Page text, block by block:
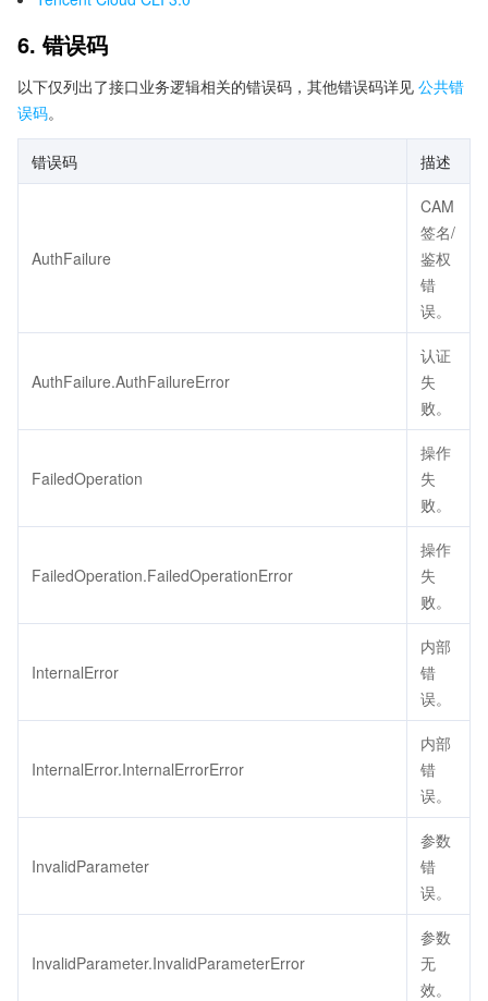
6. 错误码
以下仅列出了接口业务逻辑相关的错误码，其他错误码详见 公共错
误码。
错误码 描述
AuthFailure
CAM
签名/
鉴权
错
误。
AuthFailure.AuthFailureError
认证
失
败。
FailedOperation
操作
失
败。
FailedOperation.FailedOperationError
操作
失
败。
InternalError
内部
错
误。
InternalError.InternalErrorError
内部
错
误。
InvalidParameter
参数
错
误。
InvalidParameter.InvalidParameterError
参数
无
效。